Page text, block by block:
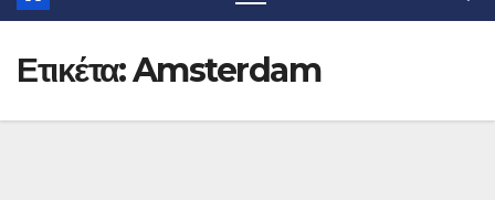
Ετικέτα:Amsterdam